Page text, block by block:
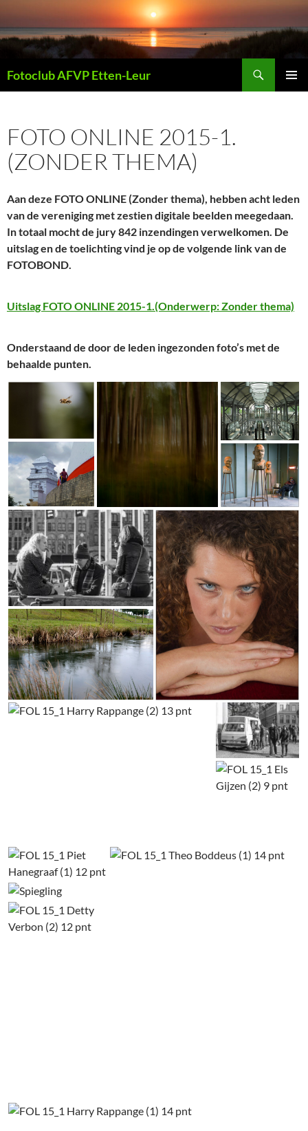
naar
de
inhoud
Fotoclub AFVP Etten-Leur
FOTO ONLINE 2015-1.
(ZONDER THEMA)
Aan deze FOTO ONLINE (Zonder thema), hebben acht leden
van de vereniging met zestien digitale beelden meegedaan.
In totaal mocht de jury 842 inzendingen verwelkomen. De
uitslag en de toelichting vind je op de volgende link van de
FOTOBOND.
Uitslag FOTO ONLINE 2015-1.(Onderwerp: Zonder thema)
Onderstaand de door de leden ingezonden foto’s met de
behaalde punten.